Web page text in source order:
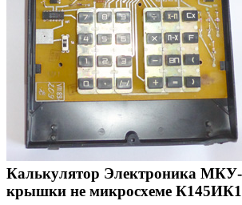
Калькулятор Электроника МКУ-
крышки не микросхеме